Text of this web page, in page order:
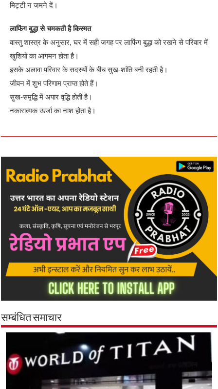
मिट्टी न जमने दें।
लाफिंग बुद्धा से चमकती है किस्मत
वास्तु शास्त्र के अनुसार, घर में सही जगह पर लाफिंग बुद्धा को रखने से परिवार में
खुशियों का आगमन होता है।
इसके अलावा परिवार के सदस्यों के बीच सुख-शांति बनी रहती है।
जीवन में शुभ परिणाम प्राप्त होते हैं।
सुख-समृद्धि में अपार वृद्धि होती है।
नकारात्मक ऊर्जा का नाश होता है।
सम्बंधित समाचार